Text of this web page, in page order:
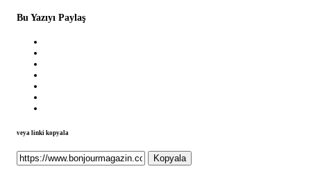
Bu Yazıyı Paylaş
veya linki kopyala
Kopyala